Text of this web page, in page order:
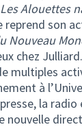
Les Alouettes
reprend son
Nouveau
chez Julliard.
multiples
à
la
nouvelle